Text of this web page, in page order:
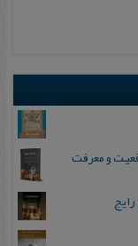
و معرفت